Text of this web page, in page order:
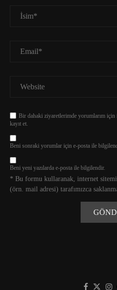
Bir dahaki ziyaretlerimde yorumlarım
kayıt et.
Beni sonraki yorumlar için e-posta ile
Beni yeni yazılarda e-posta ile bilgilendir.
* Bu formu kullaranak, internet
(örn. mail adresi) tarafımızca